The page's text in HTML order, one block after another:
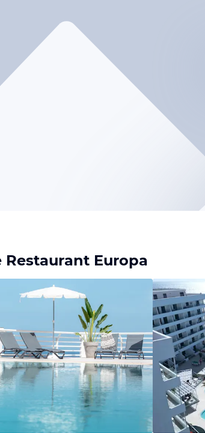
Restaurant Europa